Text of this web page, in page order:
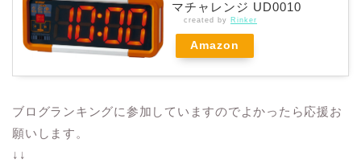
マチャレンジ UD0010
created by Rinker
Amazon
ブログランキングに参加していますのでよかったら応援お
願いします。
↓↓